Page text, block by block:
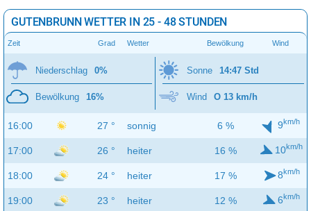
GUTENBRUNN WETTER IN 25 - 48 STUNDEN
Zeit Grad Wetter Bewölkung Wind
Niederschlag 0%
Bewölkung 16%
Sonne 14:47 Std
Wind O 13 km/h
16:00 27 ° sonnig 6 % 9km/h
17:00 26 ° heiter 16 % 10km/h
18:00 24 ° heiter 17 % 8km/h
19:00 23 ° heiter 12 % 6km/h